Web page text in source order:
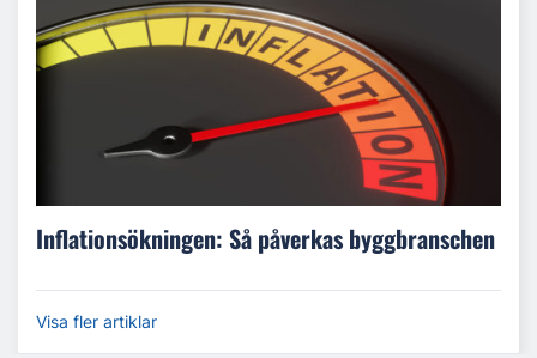
Inflationsökningen: Så påverkas byggbranschen
Visa fler artiklar